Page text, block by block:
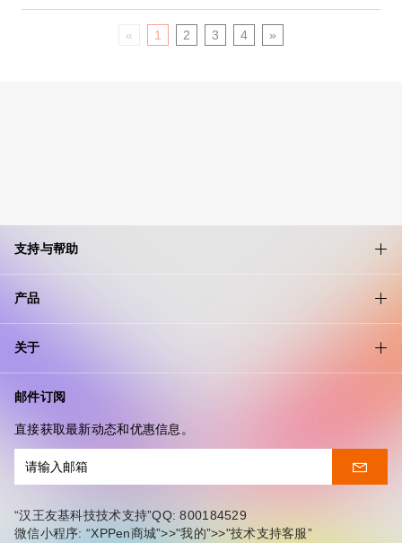
« 1 2 3 4 »
支持与帮助
产品
关于
邮件订阅
直接获取最新动态和优惠信息。
“汉王友基科技技术支持”QQ: 800184529
微信小程序: “XPPen商城”>>"我的”>>"技术支持客服”